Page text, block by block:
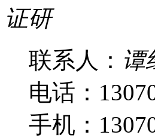
证研
联系人： 谭
电话：
手机：